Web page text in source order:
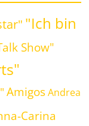
"Ich bin
Show"
Amigos Andrea
Carina